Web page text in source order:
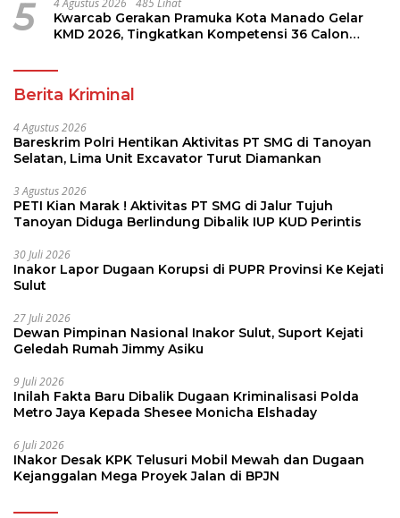
5
Kwarcab Gerakan Pramuka Kota Manado Gelar
KMD 2026, Tingkatkan Kompetensi 36 Calon
Berita Kriminal
4 Agustus 2026
Bareskrim Polri Hentikan Aktivitas PT SMG di Tanoyan
Selatan, Lima Unit Excavator Turut Diamankan
3 Agustus 2026
PETI Kian Marak ! Aktivitas PT SMG di Jalur Tujuh
Tanoyan Diduga Berlindung Dibalik IUP KUD Perintis
30 Juli 2026
Inakor Lapor Dugaan Korupsi di PUPR Provinsi Ke Kejati
Sulut
27 Juli 2026
Dewan Pimpinan Nasional Inakor Sulut, Suport Kejati
Geledah Rumah Jimmy Asiku
9 Juli 2026
Inilah Fakta Baru Dibalik Dugaan Kriminalisasi Polda
Metro Jaya Kepada Shesee Monicha Elshaday
6 Juli 2026
INakor Desak KPK Telusuri Mobil Mewah dan Dugaan
Kejanggalan Mega Proyek Jalan di BPJN